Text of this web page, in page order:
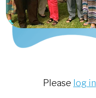
Please log in